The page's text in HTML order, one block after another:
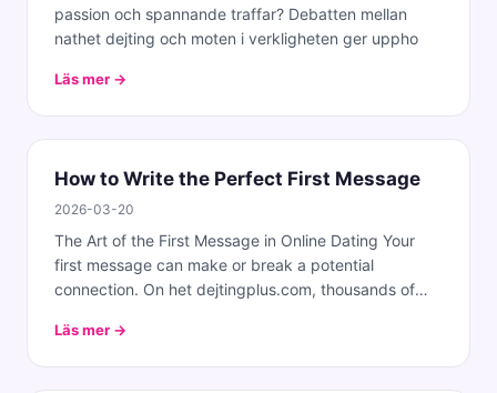
passion och spannande traffar? Debatten mellan
nathet dejting och moten i verkligheten ger uppho
Läs mer →
How to Write the Perfect First Message
2026-03-20
The Art of the First Message in Online Dating Your
first message can make or break a potential
connection. On het dejtingplus.com, thousands of
Läs mer →